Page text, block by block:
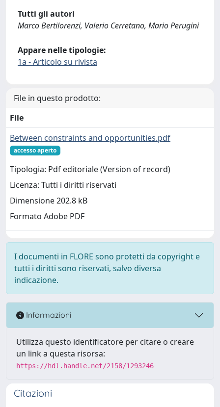
Tutti gli autori
Marco Bertilorenzi, Valerio Cerretano, Mario Perugini
Appare nelle tipologie:
1a - Articolo su rivista
File in questo prodotto:
File
Between constraints and opportunities.pdf
accesso aperto
Tipologia: Pdf editoriale (Version of record)
Licenza: Tutti i diritti riservati
Dimensione 202.8 kB
Formato Adobe PDF
I documenti in FLORE sono protetti da copyright e
tutti i diritti sono riservati, salvo diversa
indicazione.
Informazioni
Utilizza questo identificatore per citare o creare
un link a questa risorsa:
https://hdl.handle.net/2158/1293246
Citazioni